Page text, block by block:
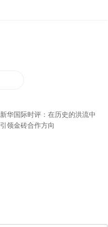
新华国际时评：在历史的洪流中
引领金砖合作方向